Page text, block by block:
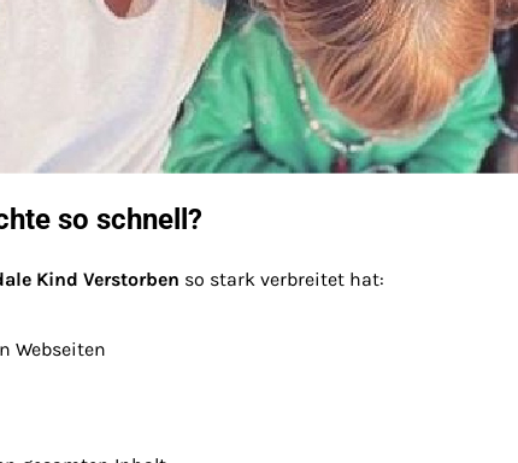
so schnell?
Kind Verstorben so stark verbreitet hat:
Webseiten